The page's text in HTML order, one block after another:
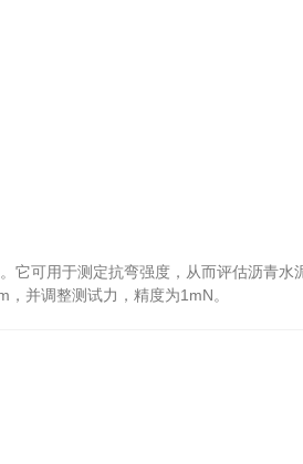
可用于测定抗弯强度，从而评估沥青水
并调整测试力，精度为1mN。